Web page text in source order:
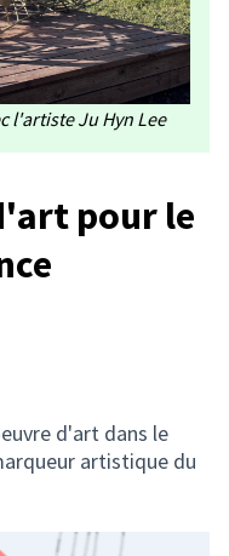
l'artiste Ju Hyn Lee
pour le
d'art dans le
artistique du